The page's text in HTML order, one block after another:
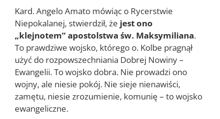
Kard. Angelo Amato mówiąc o Rycerstwie
Niepokalanej, stwierdził, że jest ono
„klejnotem” apostolstwa św. Maksymiliana.
To prawdziwe wojsko, którego o. Kolbe pragnął
użyć do rozpowszechniania Dobrej Nowiny –
Ewangelii. To wojsko dobra. Nie prowadzi ono
wojny, ale niesie pokój. Nie sieje nienawiści,
zamętu, niesie zrozumienie, komunię – to wojsko
ewangeliczne.